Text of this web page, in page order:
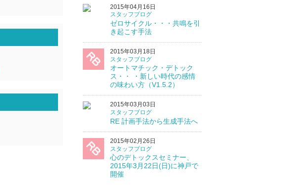
2015年04月16日
スタッフブログ
ゼロサイクル・・・共鳴を引
き起こす手法
2015年03月18日
スタッフブログ
オートマチック・デトック
ス・・ ・新しい時代の感情
の味わい方（V1.5.2）
2015年03月03日
スタッフブログ
RE 計画手法から生成手法へ
2015年02月26日
スタッフブログ
心のデトックスセミナー、
2015年3月22日(日)に神戸で
開催